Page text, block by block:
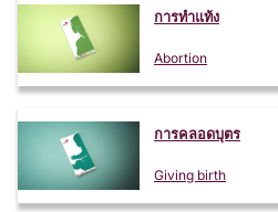
การทำแท้ง
Abortion
การคลอดบุตร
Giving birth